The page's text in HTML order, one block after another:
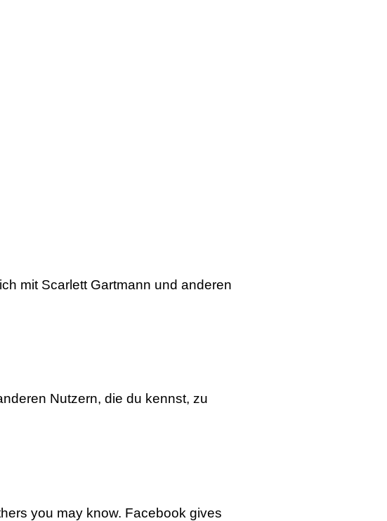
mit Scarlett Gartmann und anderen
Nutzern, die du kennst, zu
you may know. Facebook gives